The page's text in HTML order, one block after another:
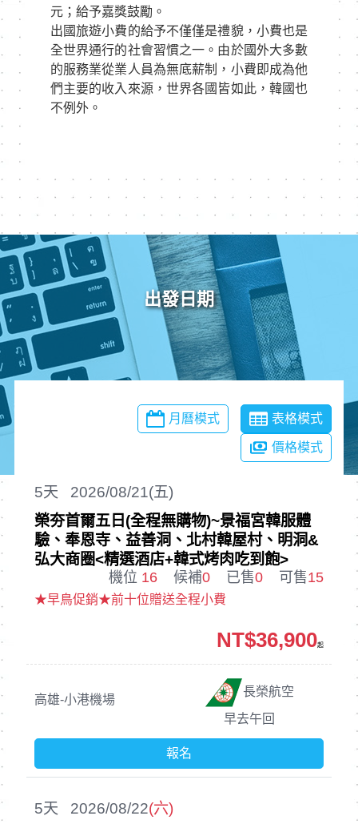
元；給予嘉獎鼓勵。
出國旅遊小費的給予不僅僅是禮貌，小費也是
全世界通行的社會習慣之一。由於國外大多數
的服務業從業人員為無底薪制，小費即成為他
們主要的收入來源，世界各國皆如此，韓國也
不例外。
出發日期
月曆模式 表格模式
價格模式
2026/08/21(五)
5天
榮夯首爾五日(全程無購物)~景福宮韓服體
驗、奉恩寺、益善洞、北村韓屋村、明洞&
弘大商圈<精選酒店+韓式烤肉吃到飽>
機位 16 候補0 已售0 可售15
★早鳥促銷★前十位贈送全程小費
高雄-小港機場
長榮航空
早去午回
NT$36,900起
報名
2026/08/22(六)
5天